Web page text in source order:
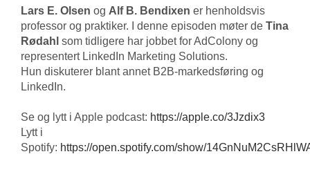
Lars E. Olsen og Alf B. Bendixen er henholdsvis
professor og praktiker. I denne episoden møter de Tina
Rødahl som tidligere har jobbet for AdColony og
representert LinkedIn Marketing Solutions.
Hun diskuterer blant annet B2B-markedsføring og
LinkedIn.
Se og lytt i Apple podcast: https://apple.co/3Jzdix3
Lytt i
Spotify: https://open.spotify.com/show/